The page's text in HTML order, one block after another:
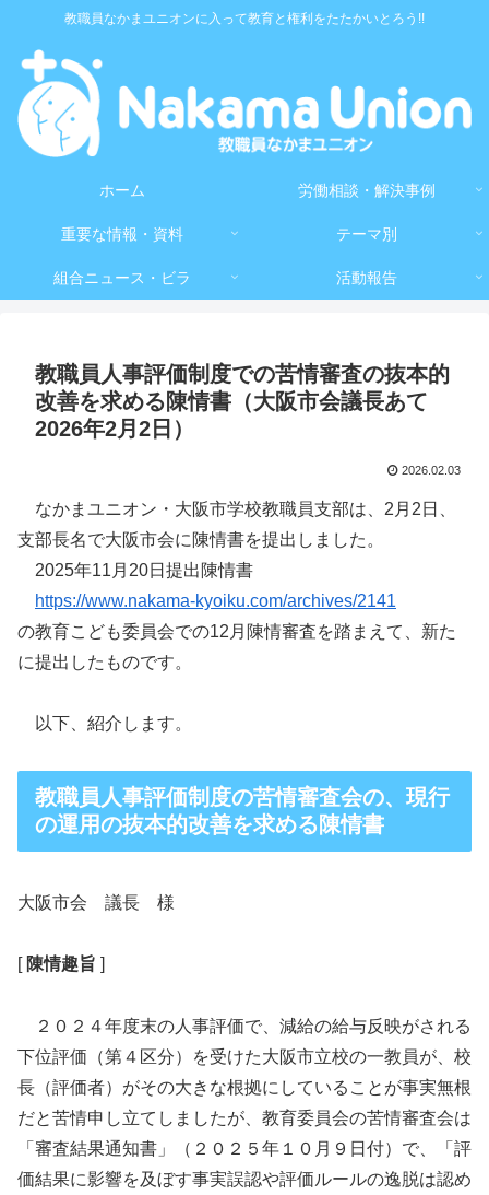
教職員なかまユニオンに入って教育と権利をたたかいとろう!!
ホーム 労働相談・解決事例
重要な情報・資料 テーマ別
組合ニュース・ビラ 活動報告
教職員人事評価制度での苦情審査の抜本的
改善を求める陳情書（大阪市会議長あて
2026年2月2日）
2026.02.03
なかまユニオン・大阪市学校教職員支部は、2月2日、
支部長名で大阪市会に陳情書を提出しました。
2025年11月20日提出陳情書
https://www.nakama-kyoiku.com/archives/2141
の教育こども委員会での12月陳情審査を踏まえて、新た
に提出したものです。
以下、紹介します。
教職員人事評価制度の苦情審査会の、現行
の運用の抜本的改善を求める陳情書
大阪市会 議長 様
陳情趣旨
２０２４年度末の人事評価で、減給の給与反映がされる
下位評価（第４区分）を受けた大阪市立校の一教員が、校
長（評価者）がその大きな根拠にしていることが事実無根
だと苦情申し立てしましたが、教育委員会の苦情審査会は
「審査結果通知書」（２０２５年１０月９日付）で、「評
価結果に影響を及ぼす事実誤認や評価ルールの逸脱は認め